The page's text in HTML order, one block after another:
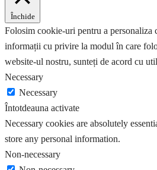
Închide
Folosim cookie-uri pentru a personaliza
informații cu privire la modul în care
website-ul nostru, sunteți de acord cu
Necessary
Necessary
Întotdeauna activate
Necessary cookies are absolutely
store any personal information.
Non-necessary